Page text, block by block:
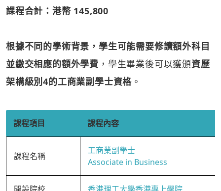
課程合計：港幣 145,800
根據不同的學術背景，學生可能需要修讀額外科目
並繳交相應的額外學費 ，學生畢業後可以獲頒資歷
架構級別4的工商業副學士資格 。
課程項目 課程內容
課程名稱
工商業副學士
Associate in Business